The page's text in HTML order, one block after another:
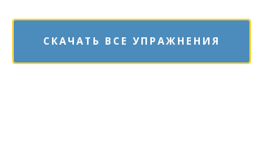
СКАЧАТЬ ВСЕ УПРАЖНЕНИЯ